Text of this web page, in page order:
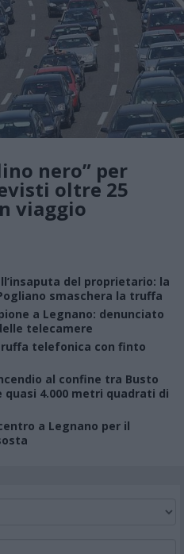
nero” per
oltre 25
viaggio
del proprietario: la
smaschera la truffa
a Legnano: denunciato
telecamere
telefonica con finto
al confine tra Busto
4.000 metri quadrati di
a Legnano per il